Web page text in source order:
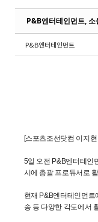
P&B엔터테인먼트,
P&B엔터테인먼트
[스포츠조선닷컴 이지
5일 오전 P&B엔터테인
시에 총괄 프로듀서로
현재 P&B엔터테인먼
송 등 다양한 각도에서